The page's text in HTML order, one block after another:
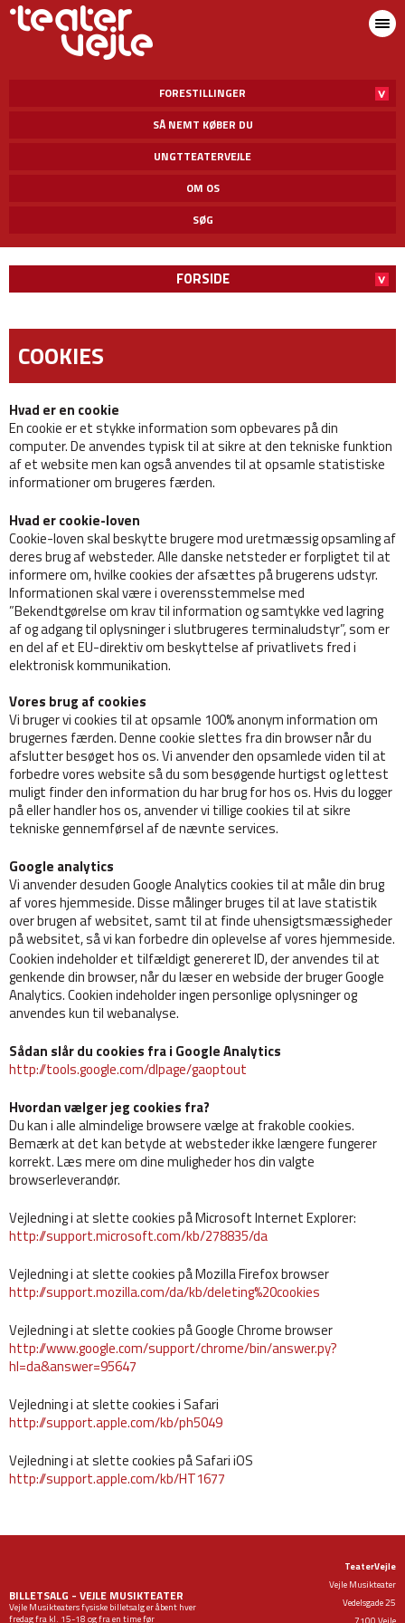
FORESTILLINGER
SÅ NEMT KØBER DU
UNGTTEATERVEJLE
OM OS
SØG
FORSIDE
COOKIES
Hvad er en cookie
En cookie er et stykke information som opbevares på din
computer. De anvendes typisk til at sikre at den tekniske funktion
af et website men kan også anvendes til at opsamle statistiske
informationer om brugeres færden.
Hvad er cookie-loven
Cookie-loven skal beskytte brugere mod uretmæssig opsamling af
deres brug af websteder. Alle danske netsteder er forpligtet til at
informere om, hvilke cookies der afsættes på brugerens udstyr.
Informationen skal være i overensstemmelse med
”Bekendtgørelse om krav til information og samtykke ved lagring
af og adgang til oplysninger i slutbrugeres terminaludstyr”, som er
en del af et EU-direktiv om beskyttelse af privatlivets fred i
elektronisk kommunikation.
Vores brug af cookies
Vi bruger vi cookies til at opsamle 100% anonym information om
brugernes færden. Denne cookie slettes fra din browser når du
afslutter besøget hos os. Vi anvender den opsamlede viden til at
forbedre vores website så du som besøgende hurtigst og lettest
muligt finder den information du har brug for hos os. Hvis du logger
på eller handler hos os, anvender vi tillige cookies til at sikre
tekniske gennemførsel af de nævnte services.
Google analytics
Vi anvender desuden Google Analytics cookies til at måle din brug
af vores hjemmeside. Disse målinger bruges til at lave statistik
over brugen af websitet, samt til at finde uhensigtsmæssigheder
på websitet, så vi kan forbedre din oplevelse af vores hjemmeside.
Cookien indeholder et tilfældigt genereret ID, der anvendes til at
genkende din browser, når du læser en webside der bruger Google
Analytics. Cookien indeholder ingen personlige oplysninger og
anvendes kun til webanalyse.
Sådan slår du cookies fra i Google Analytics
http://tools.google.com/dlpage/gaoptout
Hvordan vælger jeg cookies fra?
Du kan i alle almindelige browsere vælge at frakoble cookies.
Bemærk at det kan betyde at websteder ikke længere fungerer
korrekt. Læs mere om dine muligheder hos din valgte
browserleverandør.
Vejledning i at slette cookies på Microsoft Internet Explorer:
http://support.microsoft.com/kb/278835/da
Vejledning i at slette cookies på Mozilla Firefox browser
http://support.mozilla.com/da/kb/deleting%20cookies
Vejledning i at slette cookies på Google Chrome browser
http://www.google.com/support/chrome/bin/answer.py?
hl=da&answer=95647
Vejledning i at slette cookies i Safari
http://support.apple.com/kb/ph5049
Vejledning i at slette cookies på Safari iOS
http://support.apple.com/kb/HT1677
BILLETSALG - VEJLE MUSIKTEATER
Vejle Musikteaters fysiske billetsalg er åbent hver
fredag fra kl. 15-18 og fra en time før
TeaterVejle
Vejle Musikteater
Vedelsgade 25